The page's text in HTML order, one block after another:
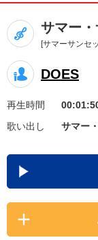
カラオ
ユーザー
キャンペ
お知らせ よ
サマー・
[サマーサンセ
DOES
再生時間
歌い出し
サマー